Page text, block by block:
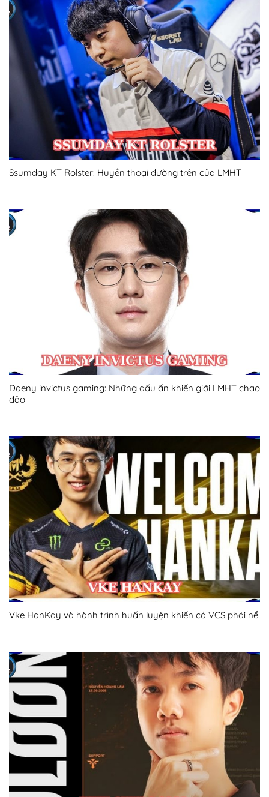
Ssumday KT Rolster: Huyền thoại đường trên của LMHT
Daeny invictus gaming: Những dấu ấn khiến giới LMHT chao
đảo
Vke HanKay và hành trình huấn luyện khiến cả VCS phải nể